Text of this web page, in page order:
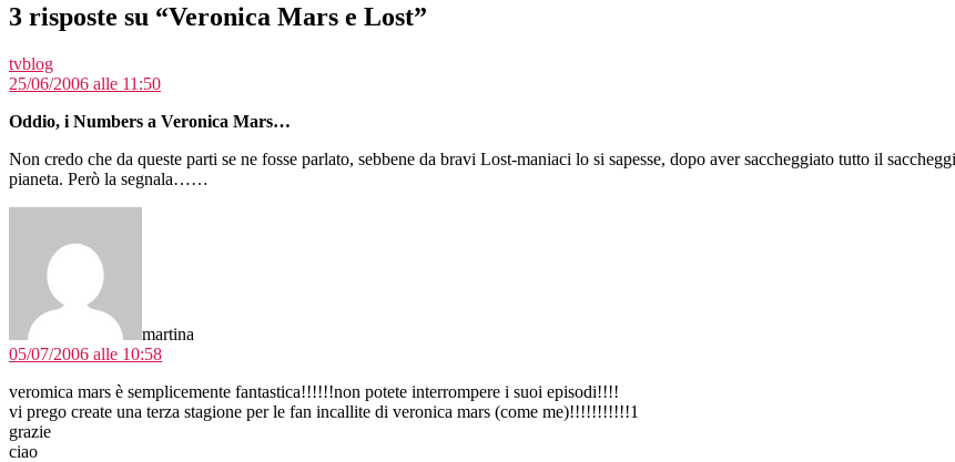
3 risposte su “Veronica Mars e Lost”
tvblogdice:
25/06/2006 alle 11:50
Oddio, i Numbers a Veronica Mars…
Non credo che da queste parti se ne fosse parlato, sebbene da bravi Lost-maniaci lo si sapesse, dopo aver saccheggiato tutto il
pianeta. Però la segnala……
martina
05/07/2006 alle 10:58
veromica mars è semplicemente fantastica!!!!!!non potete interrompere i suoi episodi!!!!
vi prego create una terza stagione per le fan incallite di veronica mars (come me)!!!!!!!!!!!1
grazie
ciao